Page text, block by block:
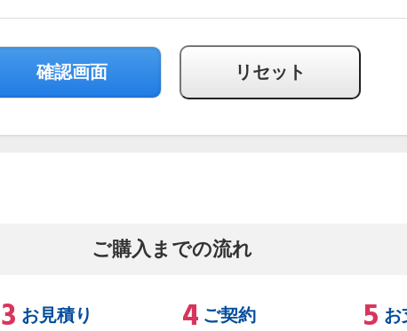
ご購入までの流れ
お見積り ご契約 お